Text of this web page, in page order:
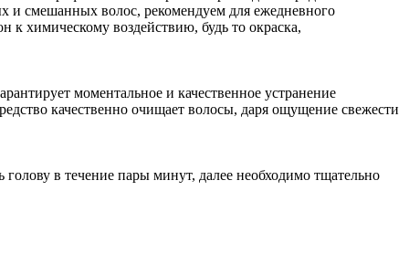
и смешанных волос, рекомендуем для ежедневного
к химическому воздействию, будь то окраска,
моментальное и качественное устранение
качественно очищает волосы, даря ощущение свежести
в течение пары минут, далее необходимо тщательно